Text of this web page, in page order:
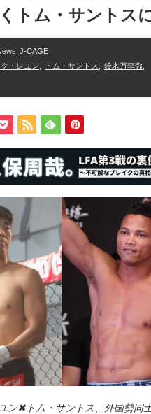
トム・サントス
J-CAGE
ク・レユン トム・サントス 鈴木万李弥
ン✖トム・サントス、外国勢同